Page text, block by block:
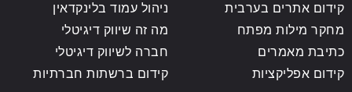
קידום אתרים בערבית
מחקר מילות מפתח
כתיבת מאמרים
קידום אפליקציות
ניהול עמוד בלינקדאין
מה זה שיווק דיגיטלי
חברה לשיווק דיגיטלי
קידום ברשתות חברתיות